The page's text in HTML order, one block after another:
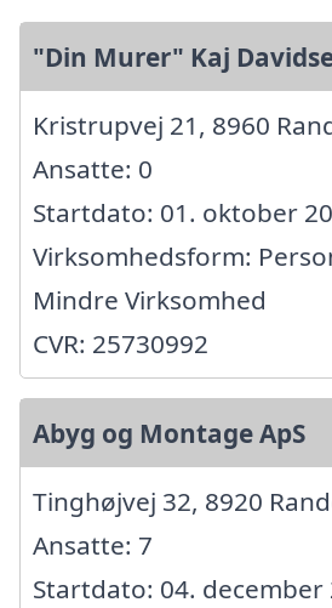
"Din Murer" Kaj
Kristrupvej 21, 8960
Ansatte: 0
Startdato: 01. oktober
Virksomhedsform:
Mindre Virksomhed
CVR: 25730992
Abyg og Montage ApS
Tinghøjvej 32, 8920
Ansatte: 7
Startdato: 04. december